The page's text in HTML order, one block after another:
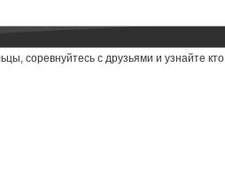
соревнуйтесь с друзьями и узнайте кто